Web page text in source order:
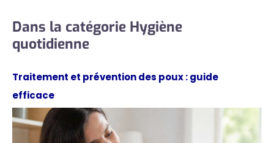
Dans la catégorie Hygiène
quotidienne
Traitement et prévention des poux : guide
efficace